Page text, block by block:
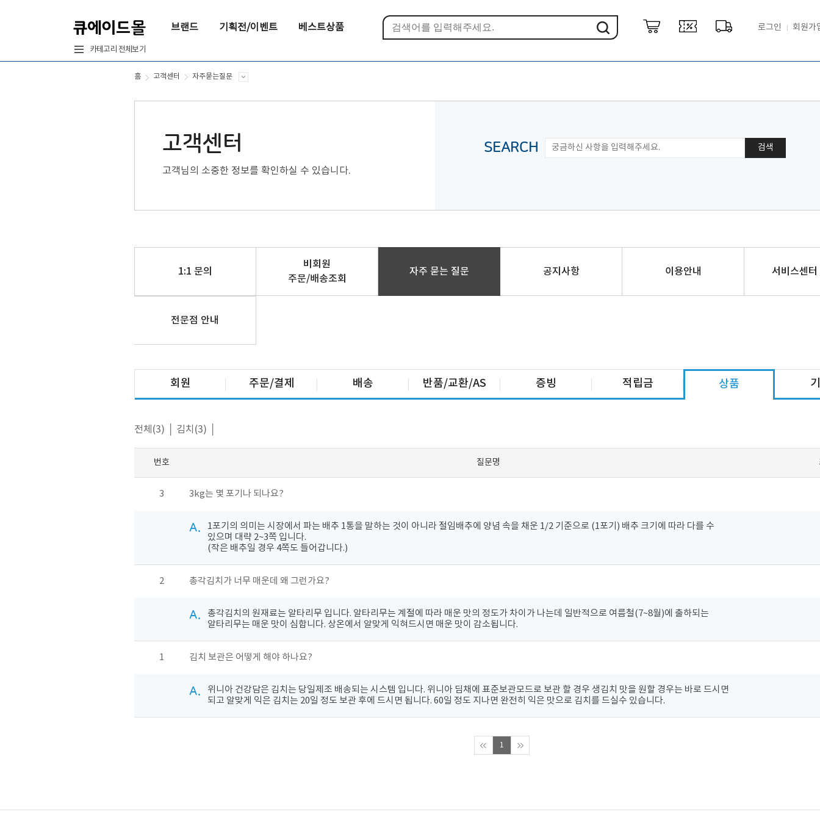
브랜드 기획전/이벤트 베스트상품 로그인 회원가
카테고리 전체보기
홈 고객센터 자주묻는질문
고객센터
고객님의 소중한 정보를 확인하실 수 있습니다.
SEARCH 검색
1:1 문의
비회원
주문/배송조회
자주 묻는 질문 공지사항 이용안내 서비스센터
전문점 안내
회원 주문/결제 배송 반품/교환/AS 증빙 적립금 상품
전체(3) 김치(3)
번호 질문명
3 3kg는 몇 포기나 되나요?
A.
1포기의 의미는 시장에서 파는 배추 1통을 말하는 것이 아니라 절임배추에 양념 속을 채운 1/2 기준으로 (1포기) 배추 크기에 따라 다를 수
있으며 대략 2~3쪽 입니다.
(작은 배추일 경우 4쪽도 들어갑니다.)
2 총각김치가 너무 매운데 왜 그런가요?
A.
총각김치의 원재료는 알타리무 입니다. 알타리무는 계절에 따라 매운 맛의 정도가 차이가 나는데 일반적으로 여름철(7~8월)에 출하되는
알타리무는 매운 맛이 심합니다. 상온에서 알맞게 익혀드시면 매운 맛이 감소됩니다.
1 김치 보관은 어떻게 해야 하나요?
A.
위니아 건강담은 김치는 당일제조 배송되는 시스템 입니다. 위니아 딤채에 표준보관모드로 보관 할 경우 생김치 맛을 원할 경우는 바로 드시면
되고 알맞게 익은 김치는 20일 정도 보관 후에 드시면 됩니다. 60일 정도 지나면 완전히 익은 맛으로 김치를 드실수 있습니다.
1